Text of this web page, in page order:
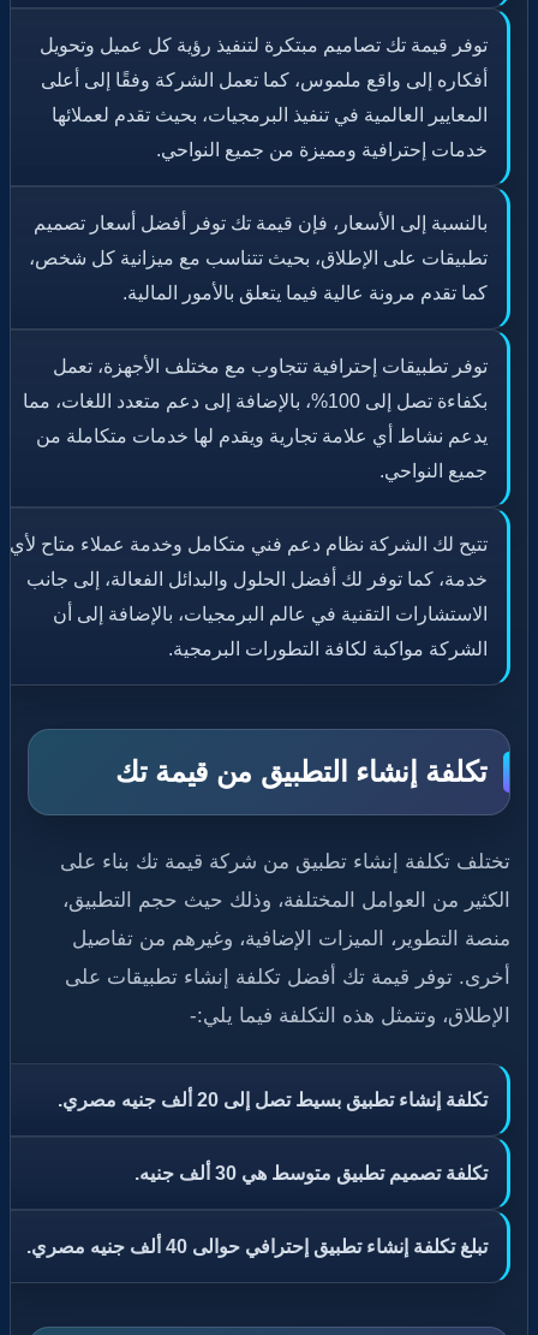
توفر قيمة تك تصاميم مبتكرة لتنفيذ رؤية كل عميل وتحويل
أفكاره إلى واقع ملموس، كما تعمل الشركة وفقًا إلى أعلى
المعايير العالمية في تنفيذ البرمجيات، بحيث تقدم لعملائها
خدمات إحترافية ومميزة من جميع النواحي.
بالنسبة إلى الأسعار، فإن قيمة تك توفر أفضل أسعار تصميم
تطبيقات على الإطلاق، بحيث تتناسب مع ميزانية كل شخص،
كما تقدم مرونة عالية فيما يتعلق بالأمور المالية.
توفر تطبيقات إحترافية تتجاوب مع مختلف الأجهزة، تعمل
بكفاءة تصل إلى 100%، بالإضافة إلى دعم متعدد اللغات، مما
يدعم نشاط أي علامة تجارية ويقدم لها خدمات متكاملة من
جميع النواحي.
تتيح لك الشركة نظام دعم فني متكامل وخدمة عملاء متاح لأي
خدمة، كما توفر لك أفضل الحلول والبدائل الفعالة، إلى جانب
الاستشارات التقنية في عالم البرمجيات، بالإضافة إلى أن
الشركة مواكبة لكافة التطورات البرمجية.
تكلفة إنشاء التطبيق من قيمة تك
تختلف تكلفة إنشاء تطبيق من شركة قيمة تك بناء على
الكثير من العوامل المختلفة، وذلك حيث حجم التطبيق،
منصة التطوير، الميزات الإضافية، وغيرهم من تفاصيل
أخرى. توفر قيمة تك أفضل تكلفة إنشاء تطبيقات على
الإطلاق، وتتمثل هذه التكلفة فيما يلي:-
تكلفة إنشاء تطبيق بسيط تصل إلى 20 ألف جنيه مصري.
تكلفة تصميم تطبيق متوسط هي 30 ألف جنيه.
تبلغ تكلفة إنشاء تطبيق إحترافي حوالى 40 ألف جنيه مصري.